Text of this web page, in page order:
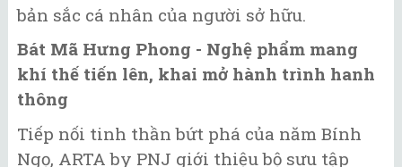
bản sắc cá nhân của người sở hữu.
Bát Mã Hưng Phong - Nghệ phẩm mang
khí thế tiến lên, khai mở hành trình hanh
thông
Tiếp nối tinh thần bứt phá của năm Bính
Ngọ, ARTA by PNJ giới thiệu bộ sưu tập